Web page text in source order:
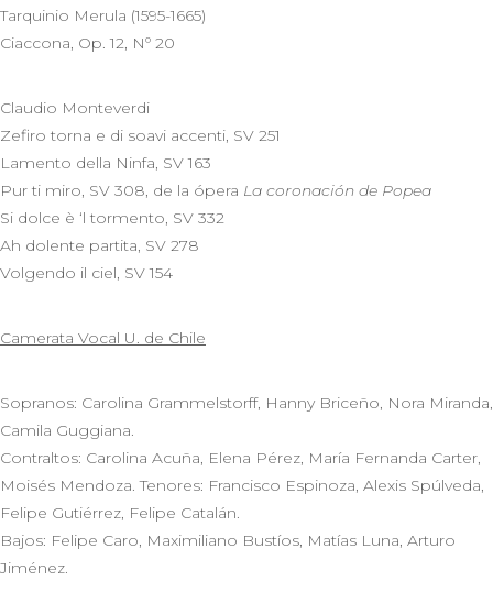
Tarquinio Merula (1595-1665)
Ciaccona, Op. 12, Nº 20
Claudio Monteverdi
Zefiro torna e di soavi accenti, SV 251
Lamento della Ninfa, SV 163
Pur ti miro, SV 308, de la ópera La coronación de Popea
Si dolce è ‘l tormento, SV 332
Ah dolente partita, SV 278
Volgendo il ciel, SV 154
Camerata Vocal U. de Chile
Sopranos: Carolina Grammelstorff, Hanny Briceño, Nora Miranda,
Camila Guggiana.
Contraltos: Carolina Acuña, Elena Pérez, María Fernanda Carter,
Moisés Mendoza. Tenores: Francisco Espinoza, Alexis Spúlveda,
Felipe Gutiérrez, Felipe Catalán.
Bajos: Felipe Caro, Maximiliano Bustíos, Matías Luna, Arturo
Jiménez.